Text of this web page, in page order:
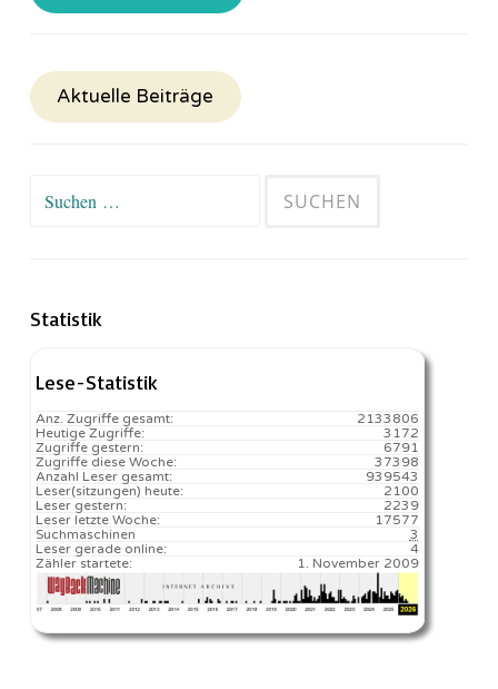
Aktuelle Beiträge
Suchen
Statistik
Lese-Statistik
2133806
Anz. Zugriffe gesamt:
3172
Heutige Zugriffe:
6791
Zugriffe gestern:
37398
Zugriffe diese Woche:
939543
Anzahl Leser gesamt:
2100️
Leser(sitzungen) heute:
2239
Leser gestern:
17577️
Leser letzte Woche:
3
Suchmaschinen
4
Leser gerade online:
1. November 2009
Zähler startete: